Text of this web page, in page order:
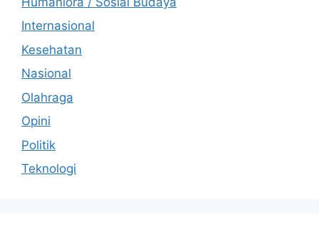
Internasional
Kesehatan
Nasional
Olahraga
Opini
Politik
Teknologi